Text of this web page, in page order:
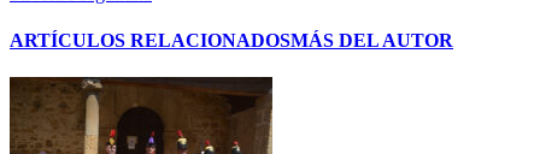
ARTÍCULOS RELACIONADOSMÁS DEL AUTOR